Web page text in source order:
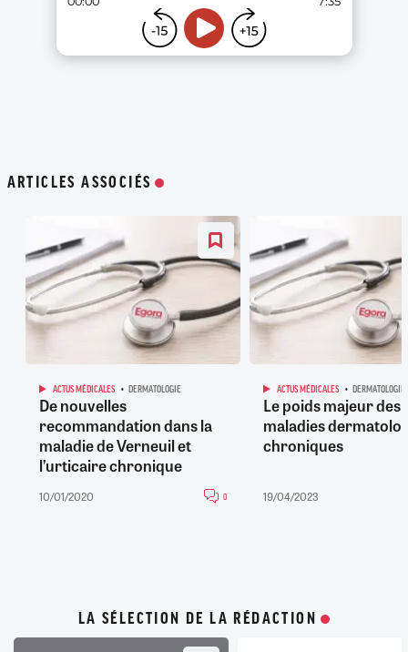
ARTICLES ASSOCIÉS
ACTUS MÉDICALES DERMATOLOGIE
De nouvelles
recommandation dans la
maladie de Verneuil et
l’urticaire chronique
10/01/2020 0
ACTUS MÉDICALES DERMATOLOGIE
Le poids majeur des
maladies
chroniques
19/04/2023
LA SÉLECTION DE LA RÉDACTION